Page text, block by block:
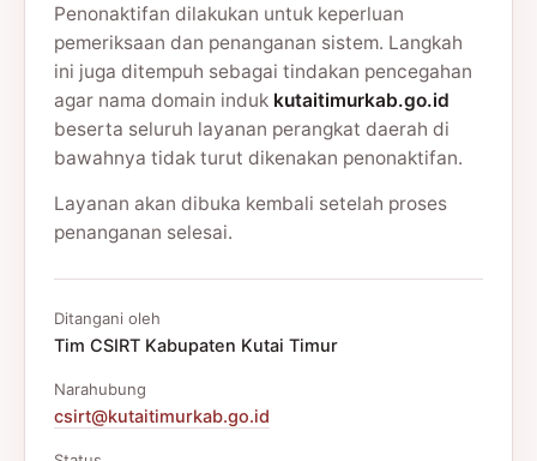
Penonaktifan dilakukan untuk keperluan
pemeriksaan dan penanganan sistem. Langkah
ini juga ditempuh sebagai tindakan pencegahan
agar nama domain induk kutaitimurkab.go.id
beserta seluruh layanan perangkat daerah di
bawahnya tidak turut dikenakan penonaktifan.
Layanan akan dibuka kembali setelah proses
penanganan selesai.
Ditangani oleh
Tim CSIRT Kabupaten Kutai Timur
Narahubung
csirt@kutaitimurkab.go.id